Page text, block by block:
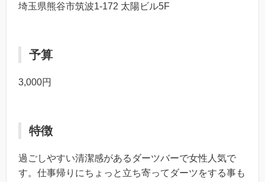
埼玉県熊谷市筑波1-172 太陽ビル5F
予算
3,000円
特徴
過ごしやすい清潔感があるダーツバーで女性人気で
す。仕事帰りにちょっと立ち寄ってダーツをする事も